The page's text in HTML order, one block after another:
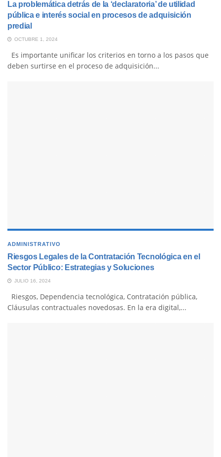
La problemática detrás de la ‘declaratoria’ de utilidad
pública e interés social en procesos de adquisición
predial
OCTUBRE 1, 2024
Es importante unificar los criterios en torno a los pasos que
deben surtirse en el proceso de adquisición...
ADMINISTRATIVO
Riesgos Legales de la Contratación Tecnológica en el
Sector Público: Estrategias y Soluciones
JULIO 16, 2024
Riesgos, Dependencia tecnológica, Contratación pública,
Cláusulas contractuales novedosas. En la era digital,...